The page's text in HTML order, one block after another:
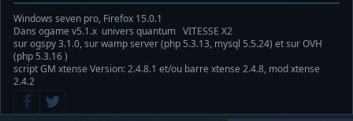
Windows seven pro, Firefox 15.0.1
Dans ogame v5.1.x univers quantum VITESSE X2
sur ogspy 3.1.0, sur wamp server (php 5.3.13, mysql 5.5.24) et sur OVH
(php 5.3.16 )
script GM xtense Version: 2.4.8.1 et/ou barre xtense 2.4.8, mod xtense
2.4.2